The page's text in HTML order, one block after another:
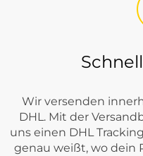
Wir versenden
DHL. Mit der
uns einen DHL
genau weißt, wo dein